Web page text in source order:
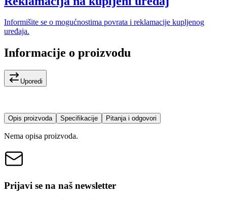
Informišite se o mogućnostima povrata i reklamacije kupljenog
uređaja.
Informacije o proizvodu
Uporedi
Opis proizvoda Specifikacije Pitanja i odgovori
Nema opisa proizvoda.
Prijavi se na naš newsletter